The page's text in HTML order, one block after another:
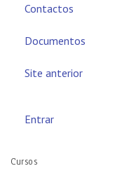
Contactos
Documentos
Site anterior
Entrar
Cursos